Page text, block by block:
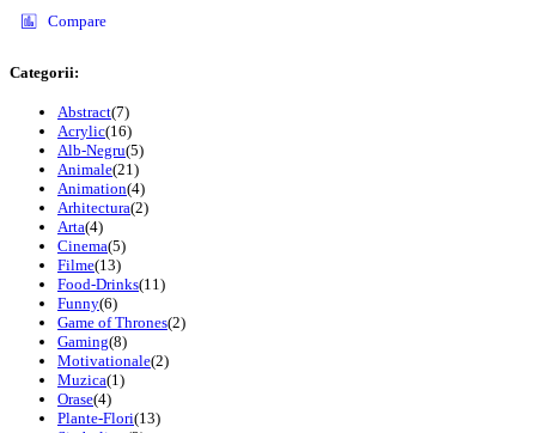
Compare
Categorii:
Abstract(7)
Acrylic(16)
Alb-Negru(5)
Animale(21)
Animation(4)
Arhitectura(2)
Arta(4)
Cinema(5)
Filme(13)
Food-Drinks(11)
Funny(6)
Game of Thrones(2)
Gaming(8)
Motivationale(2)
Muzica(1)
Orase(4)
Plante-Flori(13)